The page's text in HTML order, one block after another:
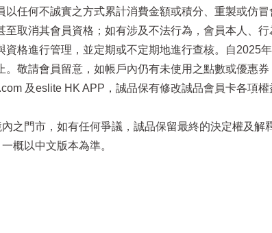
任何不誠實之方式累計消費金額或積分、重製或仿
取消其會員資格；如有涉及不法行為，會員本人、
格進行管理，並定期或不定期地進行查核。自2025
敬請會員留意，如帳戶內仍有未使用之點數或優惠
及eslite HK APP，誠品保有修改誠品會員卡各項
之門市，如有任何爭議，誠品保留最終的決定權及解
概以中文版本為準。